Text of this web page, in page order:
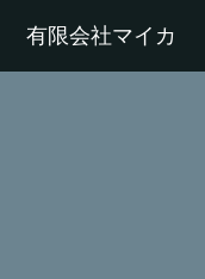
有限会社マイカ